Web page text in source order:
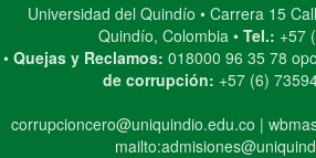
Universidad del Quindío • Carrera 15
Quindío, Colombia • Tel.: +57
• Quejas y Reclamos: 018000 96 35 78
de corrupción: +57 (6)
corrupcioncero@uniquindio.edu.co |